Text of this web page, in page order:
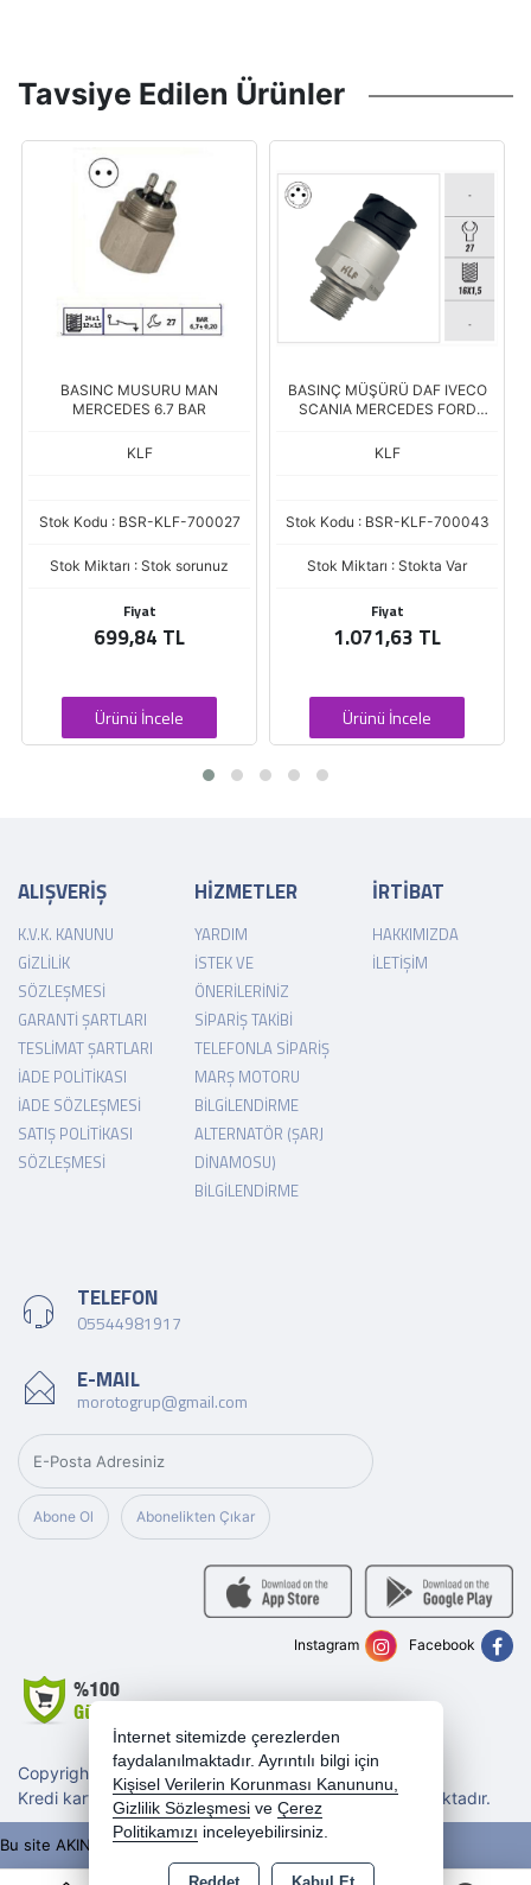
Tavsiye Edilen Ürünler
BASINC MUSURU MAN
MERCEDES 6.7 BAR
KLF
Stok Kodu : BSR-KLF-700027
Stok Miktarı : Stok sorunuz
Fiyat
699,84 TL
Ürünü İncele
BASINÇ MÜŞÜRÜ DAF IVECO
SCANIA MERCEDES FORD
0035422418 - 6C4619H354BA
KLF
Stok Kodu : BSR-KLF-700043
Stok Miktarı : Stokta Var
Fiyat
1.071,63 TL
Ürünü İncele
ALIŞVERİŞ
K.V.K. KANUNU
GIZLILIK
SÖZLEŞMESI
GARANTI ŞARTLARI
TESLIMAT ŞARTLARI
İADE POLITIKASI
İADE SÖZLEŞMESI
SATIŞ POLITIKASI
SÖZLEŞMESI
HİZMETLER
YARDIM
İSTEK VE
ÖNERILERINIZ
SIPARIŞ TAKIBI
TELEFONLA SIPARIŞ
MARŞ MOTORU
BILGILENDIRME
ALTERNATÖR (ŞARJ
DINAMOSU)
BILGILENDIRME
İRTİBAT
HAKKIMIZDA
İLETIŞIM
TELEFON
05544981917
E-MAIL
morotogrup@gmail.com
Abone Ol Abonelikten Çıkar
Copyright 2026 morotogrup.com - Tüm hakları saklıdır.
Kredi kartı bilgileriniz 256bit SSL sertifikası ile korunmaktadır.
Facebook
Instagram
Bu site AKINSOFT E-Ticaret ile hazırlanmıştır.
İnternet sitemizde çerezlerden
faydalanılmaktadır. Ayrıntılı bilgi için
Kişisel Verilerin Korunması Kanununu,
Gizlilik Sözleşmesi ve Çerez
Politikamızı inceleyebilirsiniz.